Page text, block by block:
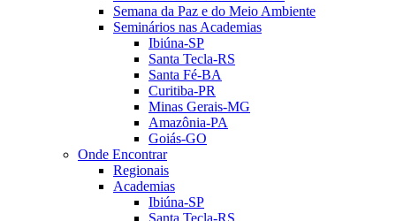
Semana da Paz e do Meio Ambiente
Seminários nas Academias
Ibiúna-SP
Santa Tecla-RS
Santa Fé-BA
Curitiba-PR
Minas Gerais-MG
Amazônia-PA
Goiás-GO
Onde Encontrar
Regionais
Academias
Ibiúna-SP
Santa Tecla-RS